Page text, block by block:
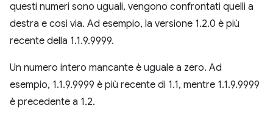
questi numeri sono uguali, vengono confrontati quelli a
destra e così via. Ad esempio, la versione 1.2.0 è più
recente della 1.1.9.9999.
Un numero intero mancante è uguale a zero. Ad
esempio, 1.1.9.9999 è più recente di 1.1, mentre 1.1.9.9999
è precedente a 1.2.